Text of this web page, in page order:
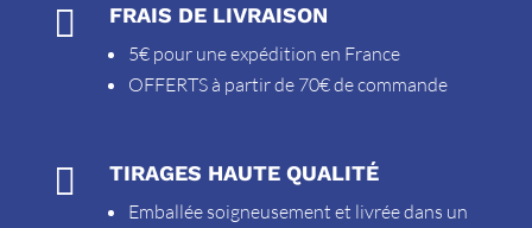
 FRAIS DE LIVRAISON
5€ pour une expédition en France
OFFERTS à partir de 70€ de commande
 TIRAGES HAUTE QUALITÉ
Emballée soigneusement et livrée dans un